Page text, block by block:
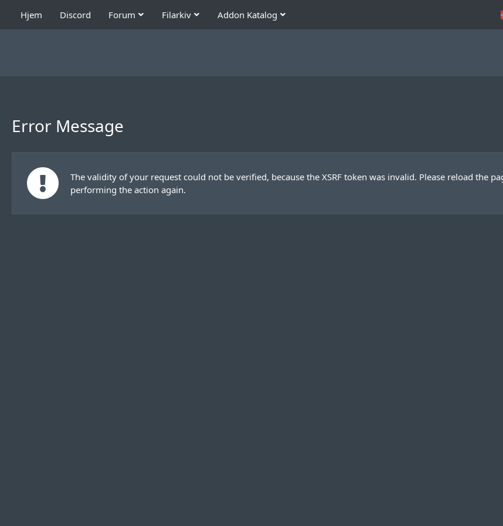
Hjem Discord Forum Filarkiv Addon Katalog
Error Message
The validity of your request could not be verified, because the XSRF token was invalid. Please reload the
performing the action again.